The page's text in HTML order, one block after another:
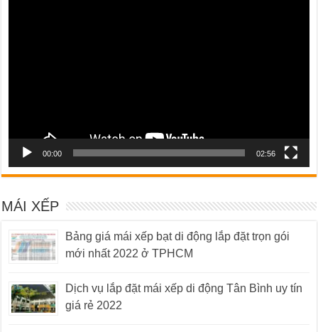
00:00 02:56
MÁI XẾP
Bảng giá mái xếp bạt di động lắp đặt trọn gói
mới nhất 2022 ở TPHCM
Dịch vụ lắp đặt mái xếp di động Tân Bình uy tín
giá rẻ 2022